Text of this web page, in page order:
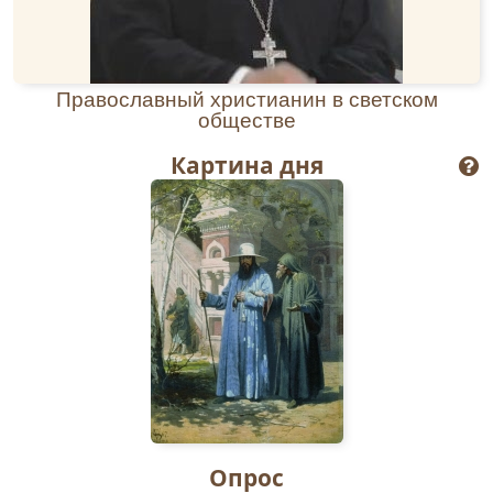
казначея первого секретаря и председателя.
Общество оказывало материальную помощь
австрийским русинам, македонским славянам,
русским воинам в Маньчжурии и российским
военнопленным в японских лагерях.
Отец Александр взял также на себя
подвижнический труд по созданию в Нью-
Йорке вместо малого приходского храма
замечательного в архитектурном отношении
грандиозного собора святителя Николая,
ставшего украшением города. Собирая
средства на сооружение собора, он объезжал
православные общины Америки, с этой же
целью побывал в 1901 году на родине, в
России. В летописи храма святителя Николая,
ставшего в 1903 году кафедральным собором,
запечатлено: "Основан и создан сей
кафедральный собор в городе Нью-Йорке, в
трудами всечестнейшего кафедрального
Православный христианин в светском
обществе
Картина дня
Опрос